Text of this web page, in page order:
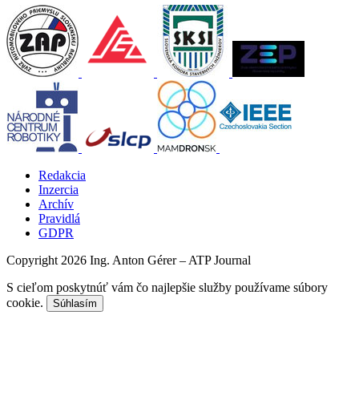
Redakcia
Inzercia
Archív
Pravidlá
GDPR
Copyright 2026 Ing. Anton Gérer – ATP Journal
S cieľom poskytnúť vám čo najlepšie služby používame súbory
cookie.
Súhlasím